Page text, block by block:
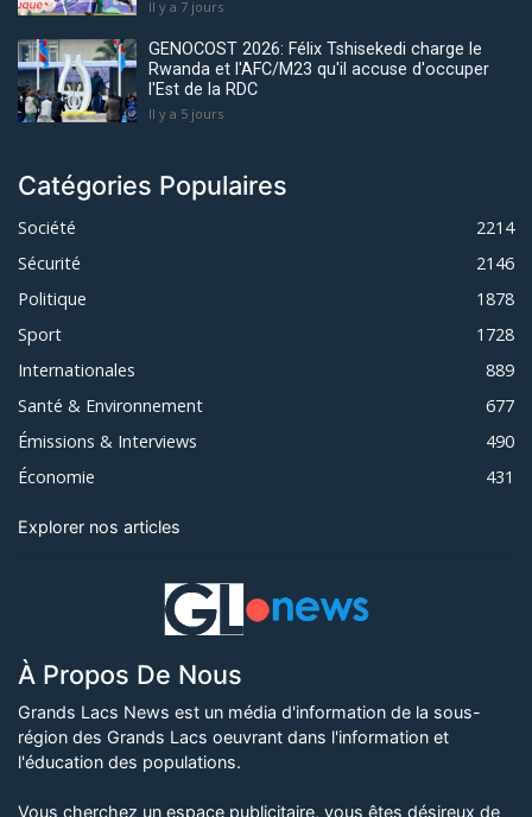
Il y a 7 jours
GENOCOST 2026: Félix Tshisekedi charge le
Rwanda et l'AFC/M23 qu'il accuse d'occuper
l'Est de la RDC
Il y a 5 jours
Catégories Populaires
Société
2214
Sécurité
2146
Politique
1878
Sport
1728
Internationales
889
Santé & Environnement
677
Émissions & Interviews
490
Économie
431
Explorer nos articles
À Propos De Nous
Grands Lacs News est un média d'information de la sous-
région des Grands Lacs oeuvrant dans l'information et
l'éducation des populations.
Vous cherchez un espace publicitaire, vous êtes désireux de